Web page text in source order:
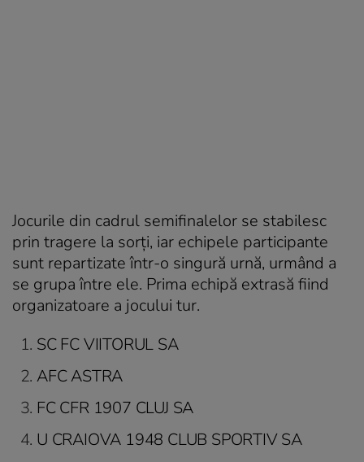
Jocurile din cadrul semifinalelor se stabilesc
prin tragere la sorți, iar echipele participante
sunt repartizate într-o singură urnă, urmând a
se grupa între ele. Prima echipă extrasă fiind
organizatoare a jocului tur.
SC FC VIITORUL SA
AFC ASTRA
FC CFR 1907 CLUJ SA
U CRAIOVA 1948 CLUB SPORTIV SA